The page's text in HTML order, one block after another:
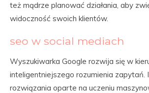
też mądrze planować działania, aby
widoczność swoich klientów.
seo w social mediach
Wyszukiwarka Google rozwija się w
inteligentniejszego rozumienia zapytań.
rozwiązania oparte na uczeniu